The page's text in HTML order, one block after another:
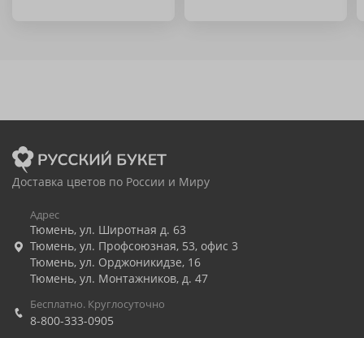
Доставка цветов по России и Миру
Адрес
Тюмень, ул. Широтная д. 63
Тюмень, ул. Профсоюзная, 53, офис 3
Тюмень, ул. Орджоникидзе, 16
Тюмень, ул. Монтажников, д. 47
Бесплатно. Круглосуточно
8-800-333-0905